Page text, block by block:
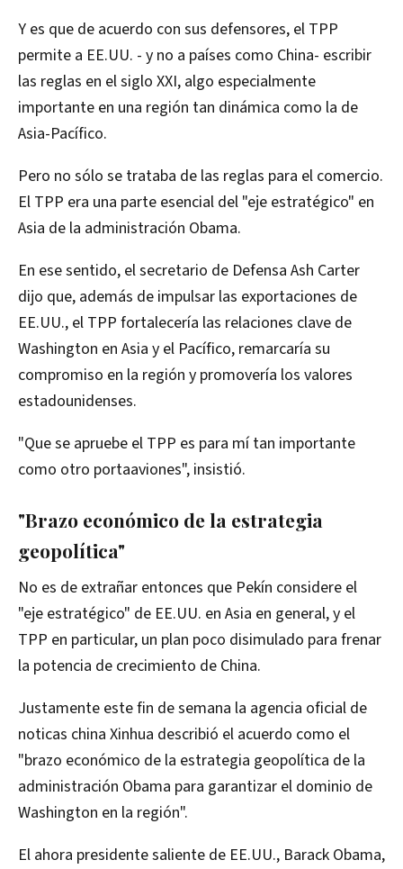
Y es que de acuerdo con sus defensores, el TPP
permite a EE.UU. - y no a países como China- escribir
las reglas en el siglo XXI, algo especialmente
importante en una región tan dinámica como la de
Asia-Pacífico.
Pero no sólo se trataba de las reglas para el comercio.
El TPP era una parte esencial del "eje estratégico" en
Asia de la administración Obama.
En ese sentido, el secretario de Defensa Ash Carter
dijo que, además de impulsar las exportaciones de
EE.UU., el TPP fortalecería las relaciones clave de
Washington en Asia y el Pacífico, remarcaría su
compromiso en la región y promovería los valores
estadounidenses.
"Que se apruebe el TPP es para mí tan importante
como otro portaaviones", insistió.
"Brazo económico de la estrategia
geopolítica"
No es de extrañar entonces que Pekín considere el
"eje estratégico" de EE.UU. en Asia en general, y el
TPP en particular, un plan poco disimulado para frenar
la potencia de crecimiento de China.
Justamente este fin de semana la agencia oficial de
noticas china Xinhua describió el acuerdo como el
"brazo económico de la estrategia geopolítica de la
administración Obama para garantizar el dominio de
Washington en la región".
El ahora presidente saliente de EE.UU., Barack Obama,